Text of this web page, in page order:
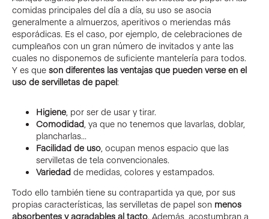
comidas principales del día a día, su uso se asocia
generalmente a almuerzos, aperitivos o meriendas más
esporádicas. Es el caso, por ejemplo, de celebraciones de
cumpleaños con un gran número de invitados y ante las
cuales no disponemos de suficiente mantelería para todos.
Y es que son diferentes las ventajas que pueden verse en el
uso de servilletas de papel:
Higiene, por ser de usar y tirar.
Comodidad, ya que no tenemos que lavarlas, doblar,
plancharlas…
Facilidad de uso, ocupan menos espacio que las
servilletas de tela convencionales.
Variedad de medidas, colores y estampados.
Todo ello también tiene su contrapartida ya que, por sus
propias características, las servilletas de papel son menos
absorbentes y agradables al tacto. Además, acostumbran a